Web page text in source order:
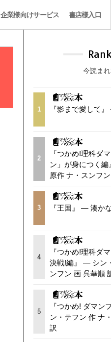
企業様向けサービス 書店様入口
今読ま
1 『影まで愛して
2
『つかめ!理科ダ
ン」が身につく
原作 ナ・スンフ
3 『王国』 — 湊か
4
『つかめ!理科ダ
決戦!編』 — シン
ンフン 画 呉華順
5
『つかめ! ダマ
ン・テフン 作 ナ
訳